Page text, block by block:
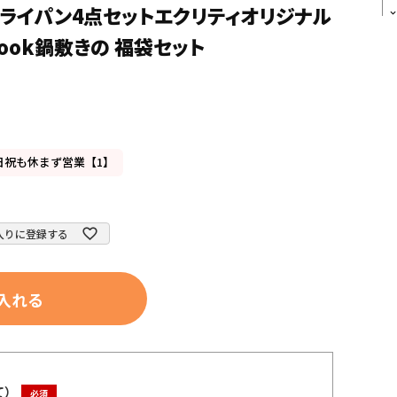
パン4点セットエクリティオリジナル
鍋敷きの 福袋セット
も休まず営業【1】
りに登録する
れる